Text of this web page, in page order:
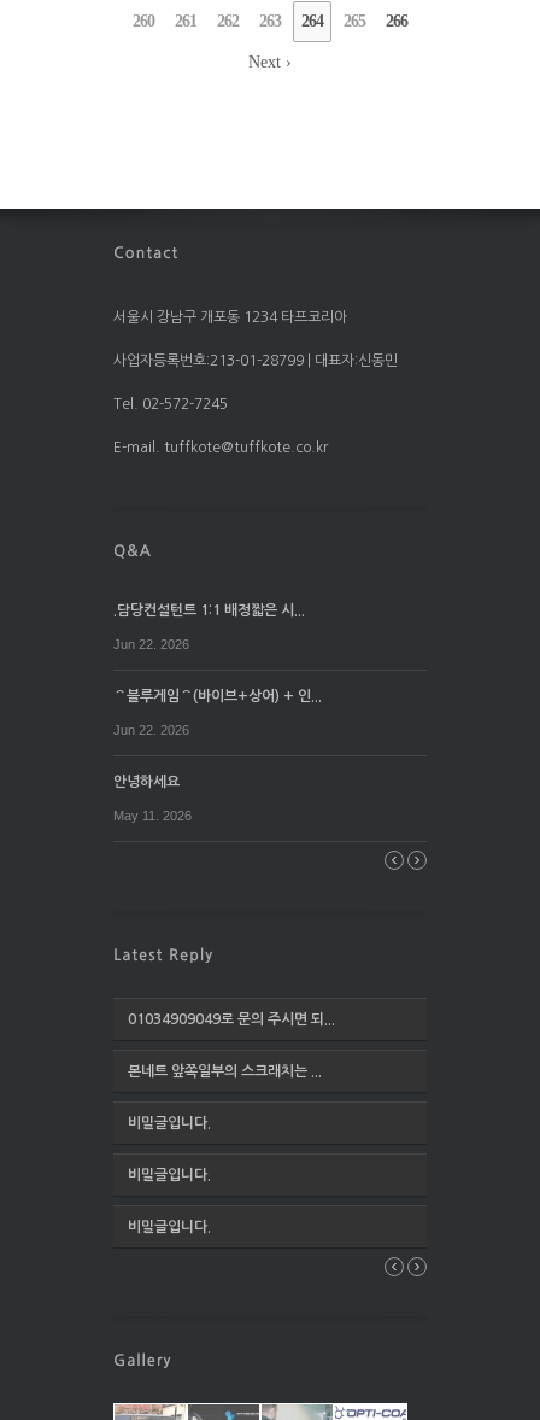
260 261 262 263 264 265 266
Next ›
서울시 강남구 개포동 1234 타프코리아
사업자등록번호:213-01-28799 | 대표자:신동민
Tel. 02-572-7245
E-mail. tuffkote@tuffkote.co.kr
.담당컨설턴트 1:1 배정짧은 시...
Jun 22. 2026
⌒블루게임⌒(바이브+상어) + 인...
Jun 22. 2026
안녕하세요
May 11. 2026
01034909049로 문의 주시면 되...
본네트 앞쪽일부의 스크래치는 ...
비밀글입니다.
비밀글입니다.
비밀글입니다.